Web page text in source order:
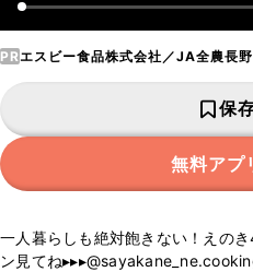
PRエスビー食品株式会社／JA全農長野
保
無料アプ
一人暮らしも絶対飽きない！えの
ン見てね